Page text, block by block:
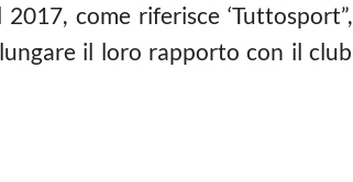
come riferisce ‘Tuttosport”,
il loro rapporto con il club